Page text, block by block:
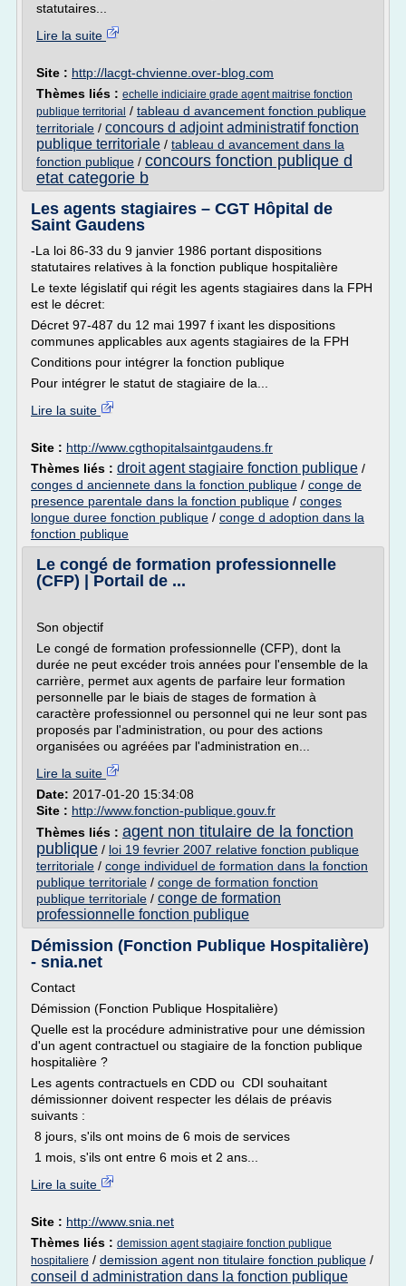
statutaires...
Lire la suite
Site : http://lacgt-chvienne.over-blog.com
Thèmes liés : echelle indiciaire grade agent maitrise fonction
publique territorial / tableau d avancement fonction publique
territoriale / concours d adjoint administratif fonction
publique territoriale / tableau d avancement dans la
fonction publique / concours fonction publique d
etat categorie b
Les agents stagiaires – CGT Hôpital de
Saint Gaudens
-La loi 86-33 du 9 janvier 1986 portant dispositions
statutaires relatives à la fonction publique hospitalière
Le texte législatif qui régit les agents stagiaires dans la FPH
est le décret:
Décret 97-487 du 12 mai 1997 f ixant les dispositions
communes applicables aux agents stagiaires de la FPH
Conditions pour intégrer la fonction publique
Pour intégrer le statut de stagiaire de la...
Lire la suite
Site : http://www.cgthopitalsaintgaudens.fr
Thèmes liés : droit agent stagiaire fonction publique /
conges d anciennete dans la fonction publique / conge de
presence parentale dans la fonction publique / conges
longue duree fonction publique / conge d adoption dans la
fonction publique
Le congé de formation professionnelle
(CFP) | Portail de ...
Son objectif
Le congé de formation professionnelle (CFP), dont la
durée ne peut excéder trois années pour l'ensemble de la
carrière, permet aux agents de parfaire leur formation
personnelle par le biais de stages de formation à
caractère professionnel ou personnel qui ne leur sont pas
proposés par l'administration, ou pour des actions
organisées ou agréées par l'administration en...
Lire la suite
Date: 2017-01-20 15:34:08
Site : http://www.fonction-publique.gouv.fr
Thèmes liés : agent non titulaire de la fonction
publique / loi 19 fevrier 2007 relative fonction publique
territoriale / conge individuel de formation dans la fonction
publique territoriale / conge de formation fonction
publique territoriale / conge de formation
professionnelle fonction publique
Démission (Fonction Publique Hospitalière)
- snia.net
Contact
Démission (Fonction Publique Hospitalière)
Quelle est la procédure administrative pour une démission
d'un agent contractuel ou stagiaire de la fonction publique
hospitalière ?
Les agents contractuels en CDD ou CDI souhaitant
démissionner doivent respecter les délais de préavis
suivants :
8 jours, s'ils ont moins de 6 mois de services
1 mois, s'ils ont entre 6 mois et 2 ans...
Lire la suite
Site : http://www.snia.net
Thèmes liés : demission agent stagiaire fonction publique
hospitaliere / demission agent non titulaire fonction publique /
conseil d administration dans la fonction publique